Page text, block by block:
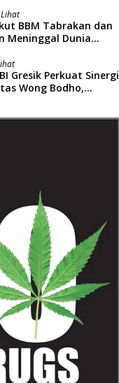
BBM Tabrakan dan
Meninggal Dunia
Gresik Perkuat Sinergi
Wong Bodho,
Santunan Anak